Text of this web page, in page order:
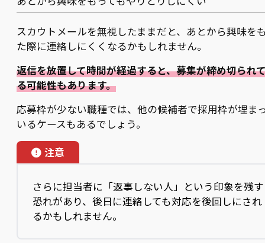
スカウトメールを無視したままだと、あとから興味を
た際に連絡しにくくなるかもしれません。
返信を放置して時間が経過すると、募集が締め切られ
る可能性もあります。
応募枠が少ない職種では、他の候補者で採用枠が埋ま
いるケースもあるでしょう。
注意
さらに担当者に「返事しない人」という印象を残す
恐れがあり、後日に連絡しても対応を後回しにされ
るかもしれません。